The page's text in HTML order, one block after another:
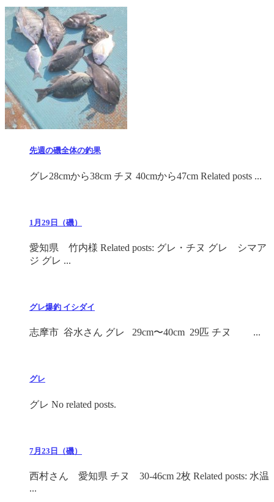
先週の磯全体の釣果
グレ28cmから38cm チヌ 40cmから47cm Related posts ...
1月29日（磯）
愛知県 竹内様 Related posts: グレ・チヌ グレ シマア
ジ グレ ...
グレ爆釣 イシダイ
志摩市 谷水さん グレ 29cm〜40cm 29匹 チヌ ...
グレ
グレ No related posts.
7月23日（磯）
西村さん 愛知県 チヌ 30-46cm 2枚 Related posts: 水温
...